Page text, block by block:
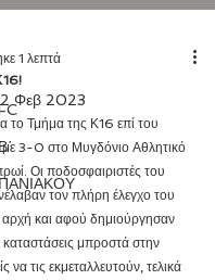
1 λεπτά
Φεβ 2023
το Τμήμα της Κ16 επί του
3-0 στο Μυγδόνιο Αθλητικό
Οι ποδοσφαιριστές του
τον πλήρη έλεγχο του
αρχή και αφού δημιούργησαν
καταστάσεις μπροστά στην
να τις εκμεταλλευτούν, τελικά